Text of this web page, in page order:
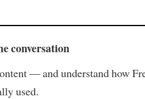
conversation
— and understand how
used.